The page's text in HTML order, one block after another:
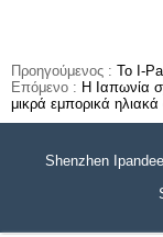
Προηγούμενος : Το I-
Επόμενο : Η Ιαπωνία
μικρά εμπορικά
Shenzhen